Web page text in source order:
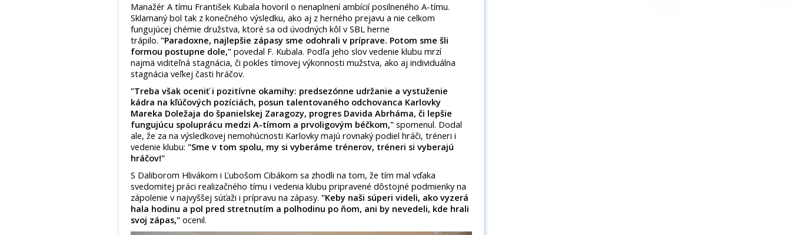
Manažér A tímu František Kubala hovoril o nenaplnení ambícií posilneného A-tímu.
Sklamaný bol tak z konečného výsledku, ako aj z herného prejavu a nie celkom
fungujúcej chémie družstva, ktoré sa od úvodných kôl v SBL herne
trápilo. "Paradoxne, najlepšie zápasy sme odohrali v príprave. Potom sme šli
formou postupne dole," povedal F. Kubala. Podľa jeho slov vedenie klubu mrzí
najmä viditeľná stagnácia, či pokles tímovej výkonnosti mužstva, ako aj individuálna
stagnácia veľkej časti hráčov.
"Treba však oceniť i pozitívne okamihy: predsezónne udržanie a vystuženie
kádra na kľúčových pozíciách, posun talentovaného odchovanca Karlovky
Mareka Doležaja do španielskej Zaragozy, progres Davida Abrháma, či lepšie
fungujúcu spoluprácu medzi A-tímom a prvoligovým béčkom," spomenul. Dodal
ale, že za na výsledkovej nemohúcnosti Karlovky majú rovnaký podiel hráči, tréneri i
vedenie klubu: "Sme v tom spolu, my si vyberáme trénerov, tréneri si vyberajú
hráčov!"
S Daliborom Hlivákom i Ľubošom Cibákom sa zhodli na tom, že tím mal vďaka
svedomitej práci realizačného tímu i vedenia klubu pripravené dôstojné podmienky na
zápolenie v najvyššej súťaži i prípravu na zápasy. "Keby naši súperi videli, ako vyzerá
hala hodinu a pol pred stretnutím a polhodinu po ňom, ani by nevedeli, kde hrali
svoj zápas," ocenil.